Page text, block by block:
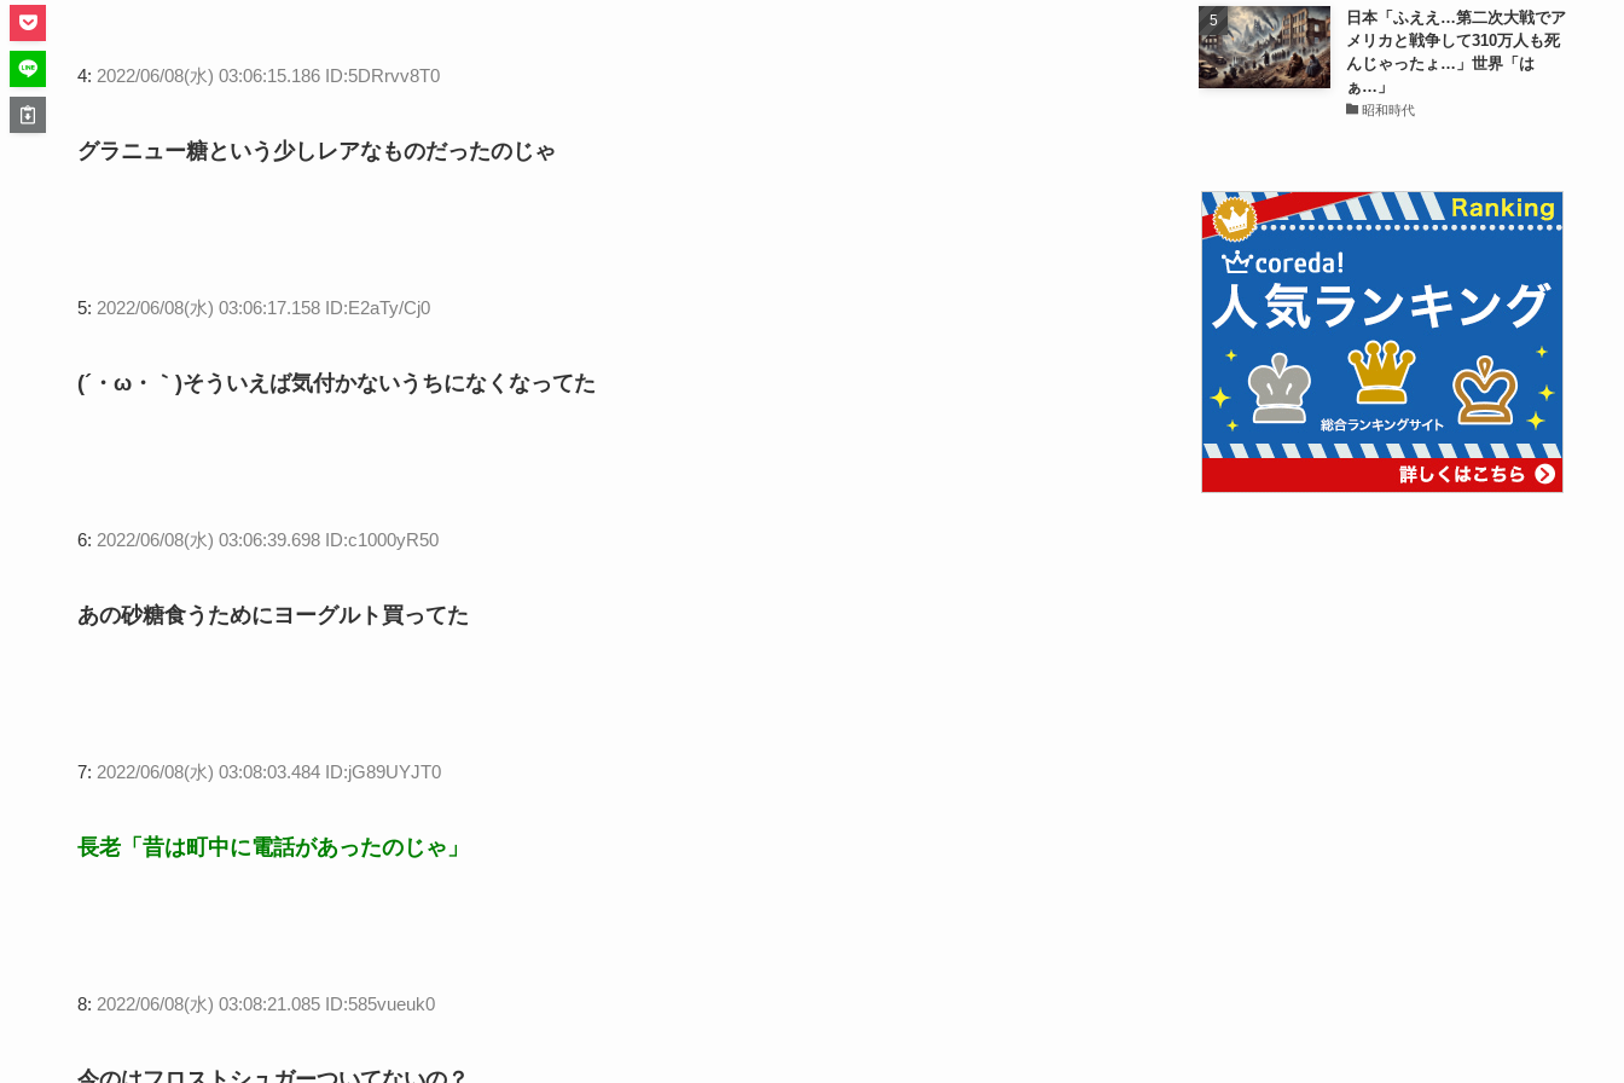
4: 2022/06/08(水) 03:06:15.186 ID:5DRrvv8T0
グラニュー糖という少しレアなものだったのじゃ
5: 2022/06/08(水) 03:06:17.158 ID:E2aTy/Cj0
(´・ω・｀)そういえば気付かないうちになくなってた
6: 2022/06/08(水) 03:06:39.698 ID:c1000yR50
あの砂糖食うためにヨーグルト買ってた
7: 2022/06/08(水) 03:08:03.484 ID:jG89UYJT0
長老「昔は町中に電話があったのじゃ」
8: 2022/06/08(水) 03:08:21.085 ID:585vueuk0
日本「ふええ…第二次大戦でア
メリカと戦争して310万人も死
んじゃったょ…」世界「は
ぁ…」
昭和時代